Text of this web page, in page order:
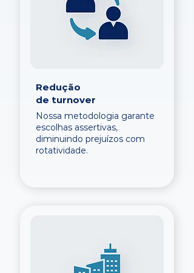
Redução
de turnover
Nossa metodologia garante
escolhas assertivas,
diminuindo prejuízos com
rotatividade.